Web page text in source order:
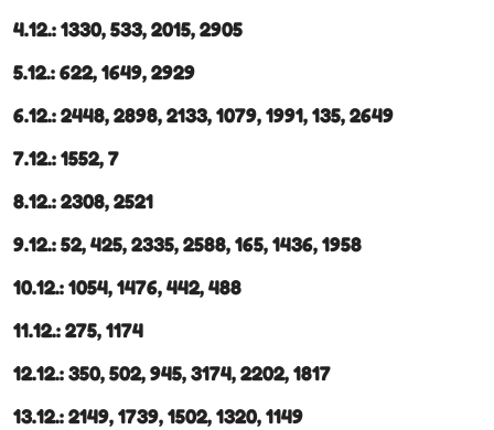
4.12.: 1330, 533, 2015, 2905
5.12.: 622, 1649, 2929
6.12.: 2448, 2898, 2133, 1079, 1991, 135, 2649
7.12.: 1552, 7
8.12.: 2308, 2521
9.12.: 52, 425, 2335, 2588, 165, 1436, 1958
10.12.: 1054, 1476, 442, 488
11.12.: 275, 1174
12.12.: 350, 502, 945, 3174, 2202, 1817
13.12.: 2149, 1739, 1502, 1320, 1149